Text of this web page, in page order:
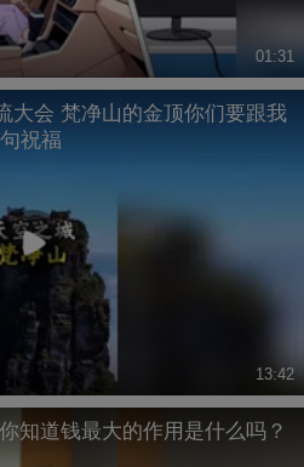
01:31
大会 梵净山的金顶你们要跟我
祝福
13:42
知道钱最大的作用是什么吗？